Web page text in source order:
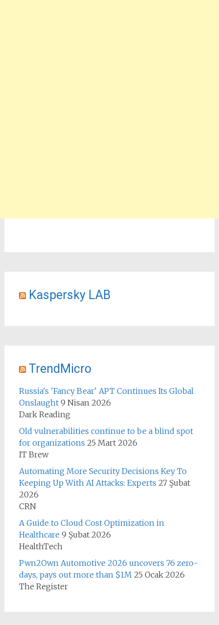
Kaspersky LAB
TrendMicro
Russia's 'Fancy Bear' APT Continues Its Global
Onslaught 9 Nisan 2026
Dark Reading
Old vulnerabilities continue to be a blind spot
for organizations 25 Mart 2026
IT Brew
Automating More Security Decisions Key To
Keeping Up With AI Attacks: Experts 27 Şubat
2026
CRN
A Guide to Cloud Cost Optimization in
Healthcare 9 Şubat 2026
HealthTech
Pwn2Own Automotive 2026 uncovers 76 zero-
days, pays out more than $1M 25 Ocak 2026
The Register